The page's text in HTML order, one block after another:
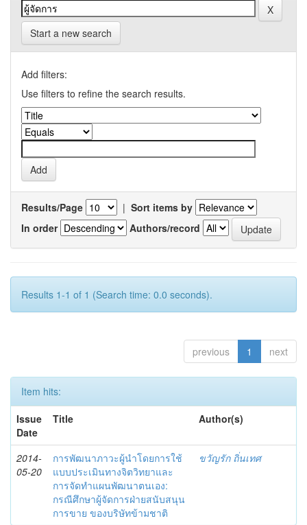
Start a new search
Add filters:
Use filters to refine the search results.
Results/Page | Sort items by
In order
Authors/record
Results 1-1 of 1 (Search time: 0.0 seconds).
previous 1 next
Item hits:
Issue
Date
Title Author(s)
2014-
05-20
การพัฒนาภาวะผู้นำโดยการใช้
แบบประเมินทางจิตวิทยาและ
การจัดทำแผนพัฒนาตนเอง:
กรณีศึกษาผู้จัดการฝ่ายสนับสนุน
การขาย ของบริษัทข้ามชาติ
ขวัญรัก ถิ่นเทศ